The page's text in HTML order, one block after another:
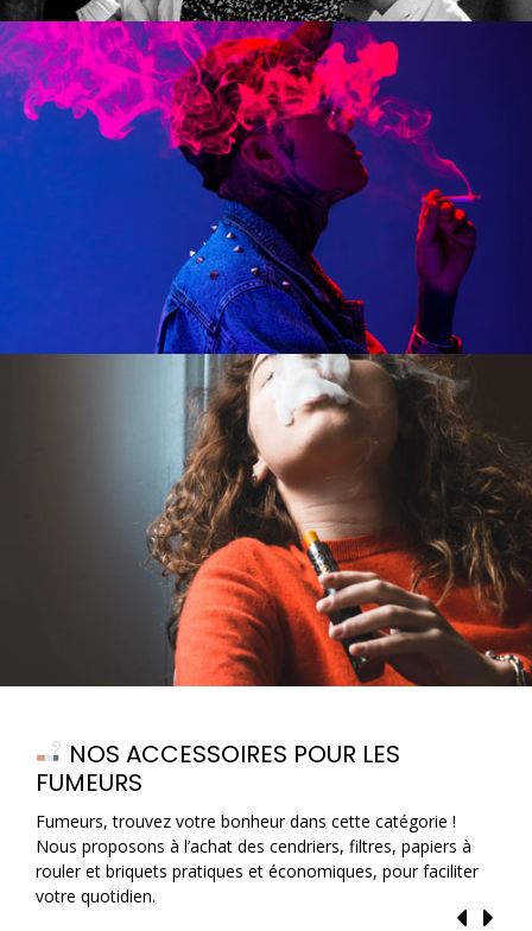
NOS ACCESSOIRES POUR LES
FUMEURS
Fumeurs, trouvez votre bonheur dans cette catégorie !
Nous proposons à l’achat des cendriers, filtres, papiers à
rouler et briquets pratiques et économiques, pour faciliter
votre quotidien.